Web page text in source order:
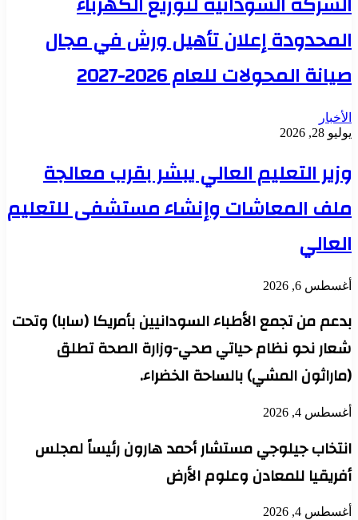
المحدودة إعلان تأهيل ورش في مجال
صيانة المحولات للعام 2026-2027
الأخبار
يوليو 28, 2026
وزير التعليم العالي يبشر بقرب معالجة
ملف المعاشات وإنشاء مستشفى للتعليم
العالي
أغسطس 6, 2026
بدعم من تجمع الأطباء السودانيين بأمريكا (سابا) وتحت
شعار نحو نظام حياتي صحي-وزارة الصحة تطلق
(ماراثون المشي) بالساحة الخضراء.
أغسطس 4, 2026
انتخاب جيلوجي مستشار أحمد هارون رئيساً لمجلس
أفريقيا للمعادن وعلوم الأرض
أغسطس 4, 2026